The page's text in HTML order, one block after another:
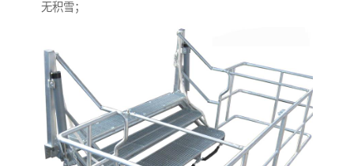
无积雪；